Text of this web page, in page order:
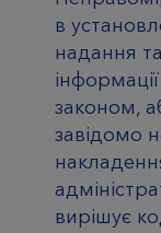
в
надання
законом,
завідомо
вирішує